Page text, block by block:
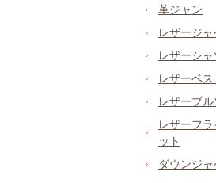
革ジャン
レザージャ
レザーシャ
レザーベス
レザーブル
レザーフ
ット
ダウンジャ